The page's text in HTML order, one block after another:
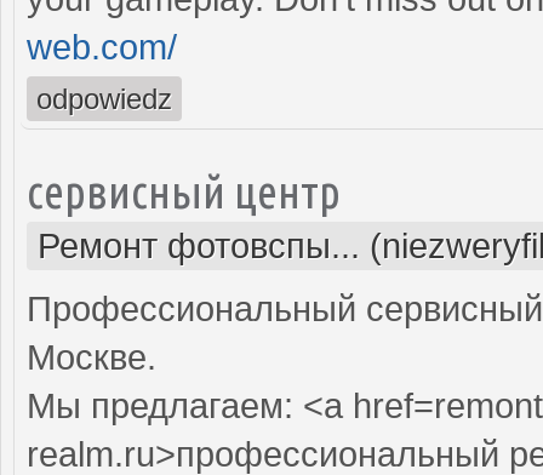
web.com/
odpowiedz
сервисный центр
Ремонт фотовспы...
Профессиональный
Москве.
Мы предлагаем: <a
realm.ru>профессиональный